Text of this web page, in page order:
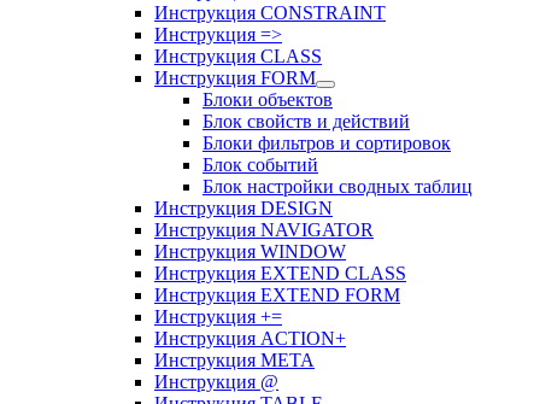
Инструкция CONSTRAINT
Инструкция =>
Инструкция CLASS
Инструкция FORM
Блоки объектов
Блок свойств и действий
Блоки фильтров и сортировок
Блок событий
Блок настройки сводных таблиц
Инструкция DESIGN
Инструкция NAVIGATOR
Инструкция WINDOW
Инструкция EXTEND CLASS
Инструкция EXTEND FORM
Инструкция +=
Инструкция ACTION+
Инструкция META
Инструкция @